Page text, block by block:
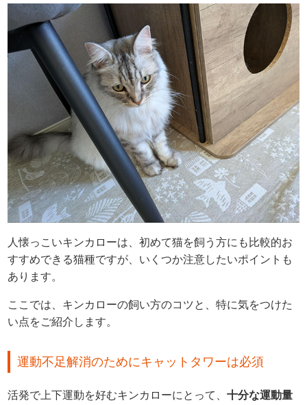
人懐っこいキンカローは、初めて猫を飼う方にも比較的お
すすめできる猫種ですが、いくつか注意したいポイントも
あります。
ここでは、キンカローの飼い方のコツと、特に気をつけた
い点をご紹介します。
運動不足解消のためにキャットタワーは必須
活発で上下運動を好むキンカローにとって、十分な運動量